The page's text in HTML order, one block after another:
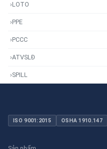
›LOTO
›PPE
›PCCC
›ATVSLĐ
›SPILL
ISO 9001:2015 OSHA 1910.147